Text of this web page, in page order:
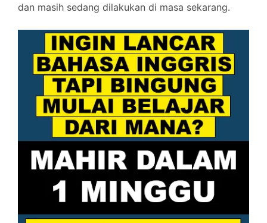
dan masih sedang dilakukan di masa sekarang.